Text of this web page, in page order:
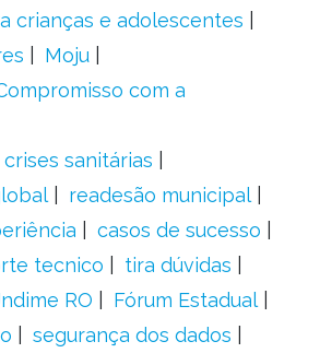
crianças e adolescentes
Moju
com a
crises sanitárias
readesão municipal
casos de sucesso
tecnico
tira dúvidas
RO
Fórum Estadual
segurança dos dados